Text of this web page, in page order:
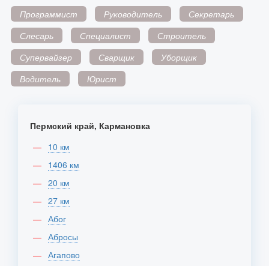
Программист
Руководитель
Секретарь
Слесарь
Специалист
Строитель
Супервайзер
Сварщик
Уборщик
Водитель
Юрист
Пермский край, Кармановка
10 км
1406 км
20 км
27 км
Абог
Абросы
Агапово